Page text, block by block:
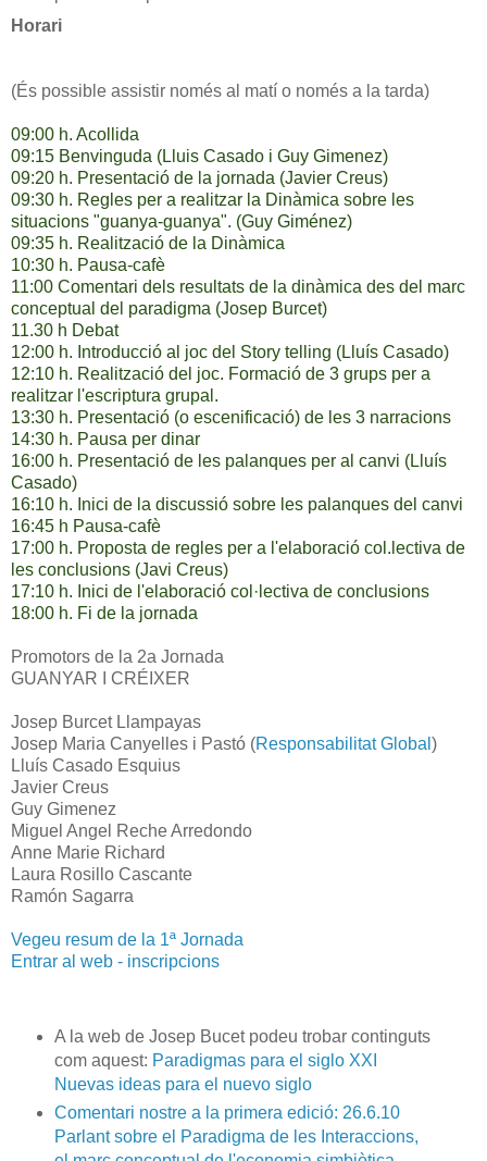
Horari
(És possible assistir només al matí o només a la tarda)
09:00 h. Acollida
09:15 Benvinguda (Lluis Casado i Guy Gimenez)
09:20 h. Presentació de la jornada (Javier Creus)
09:30 h. Regles per a realitzar la Dinàmica sobre les
situacions "guanya-guanya". (Guy Giménez)
09:35 h. Realització de la Dinàmica
10:30 h. Pausa-cafè
11:00 Comentari dels resultats de la dinàmica des del marc
conceptual del paradigma (Josep Burcet)
11.30 h Debat
12:00 h. Introducció al joc del Story telling (Lluís Casado)
12:10 h. Realització del joc. Formació de 3 grups per a
realitzar l'escriptura grupal.
13:30 h. Presentació (o escenificació) de les 3 narracions
14:30 h. Pausa per dinar
16:00 h. Presentació de les palanques per al canvi (Lluís
Casado)
16:10 h. Inici de la discussió sobre les palanques del canvi
16:45 h Pausa-cafè
17:00 h. Proposta de regles per a l'elaboració col.lectiva de
les conclusions (Javi Creus)
17:10 h. Inici de l'elaboració col·lectiva de conclusions
18:00 h. Fi de la jornada
Promotors de la 2a Jornada
GUANYAR I CRÉIXER
Josep Burcet Llampayas
Josep Maria Canyelles i Pastó (Responsabilitat Global )
Lluís Casado Esquius
Javier Creus
Guy Gimenez
Miguel Angel Reche Arredondo
Anne Marie Richard
Laura Rosillo Cascante
Ramón Sagarra
Vegeu resum de la 1ª Jornada
Entrar al web - inscripcions
A la web de Josep Bucet podeu trobar continguts
com aquest: Paradigmas para el siglo XXI
Nuevas ideas para el nuevo siglo
Comentari nostre a la primera edició: 26.6.10
Parlant sobre el Paradigma de les Interaccions,